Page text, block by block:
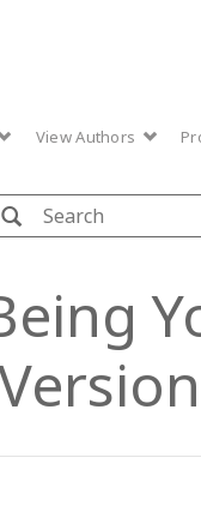
View Authors